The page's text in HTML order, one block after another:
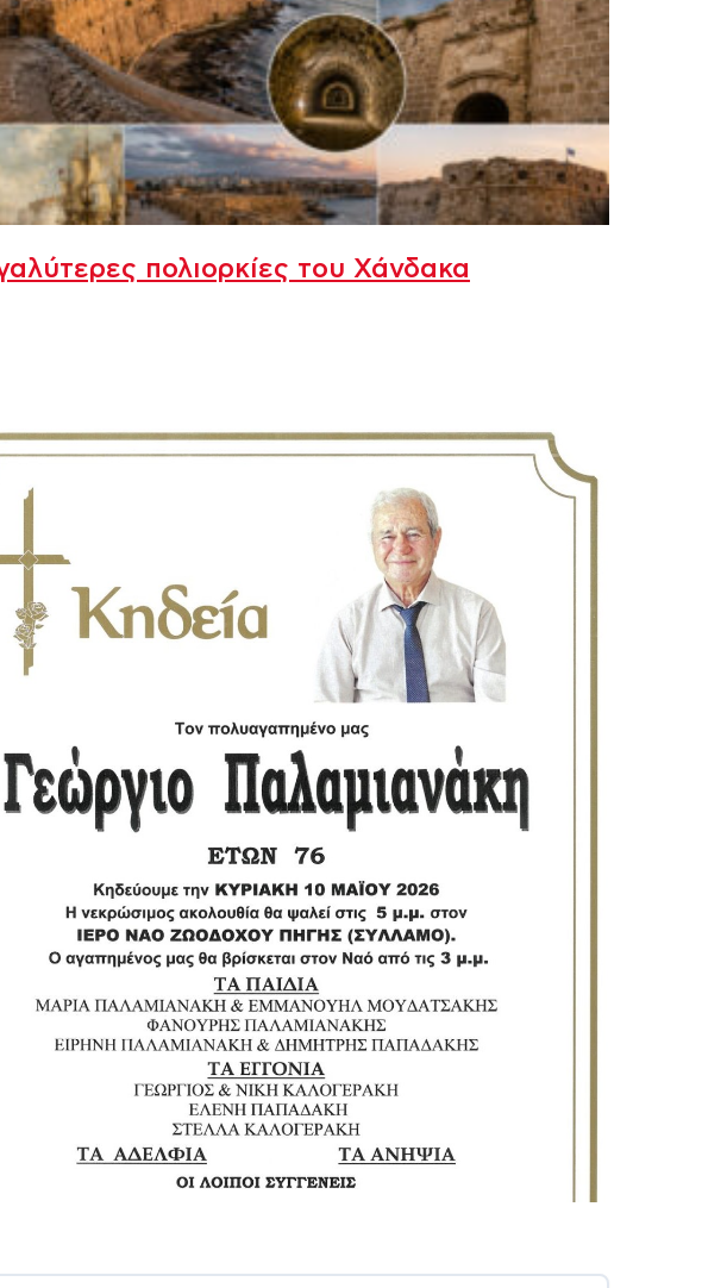
πολιορκίες του Χάνδακα